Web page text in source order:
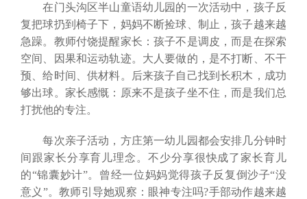
在门头沟区半山童语幼儿园的一次活动中，孩子反
复把球扔到椅子下，妈妈不断捡球、制止，孩子越来越
急躁。教师付饶提醒家长：孩子不是调皮，而是在探索
空间、因果和运动轨迹。大人要做的，是不打断、不干
预、给时间、供材料。后来孩子自己找到长积木，成功
够出球。家长感慨：原来不是孩子坐不住，而是我们总
打扰他的专注。
每次亲子活动，方庄第一幼儿园都会安排几分钟时
间跟家长分享育儿理念。不少分享很快成了家长育儿
的“锦囊妙计”。曾经一位妈妈觉得孩子反复倒沙子“没
意义”。教师引导她观察：眼神专注吗?手部动作越来越